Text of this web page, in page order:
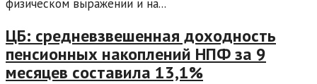
физическом выражении и на...
ЦБ: средневзвешенная доходность
пенсионных накоплений НПФ за 9
месяцев составила 13,1%